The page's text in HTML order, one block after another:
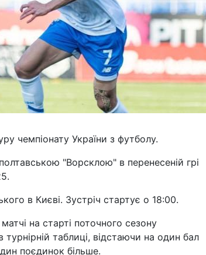
чемпіонату України з футболу.
"Ворсклою" в перенесеній грі
в Києві. Зустріч стартує о 18:00.
на старті поточного сезону
таблиці, відстаючи на один бал
поєдинок більше.